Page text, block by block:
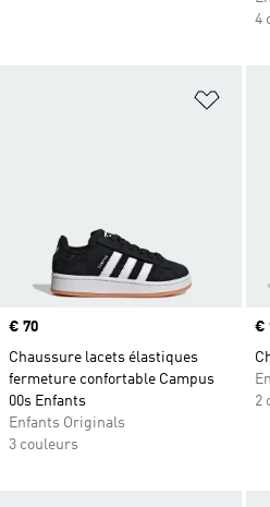
4
Prix
€ 70
Chaussure lacets élastiques
fermeture confortable Campus
00s Enfants
Enfants Originals
3 couleurs
€
2